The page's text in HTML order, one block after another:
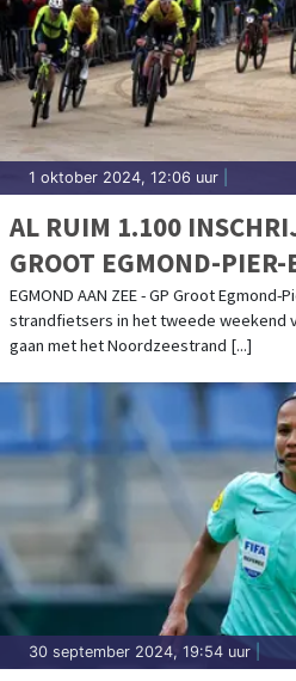
1 oktober 2024, 12:06 uur
AL RUIM 1.100
GROOT EGMOND-PIER-
EGMOND AAN ZEE - GP Groot Egmond-
strandfietsers in het tweede weekend
gaan met het Noordzeestrand [...]
30 september 2024, 19:54 uur